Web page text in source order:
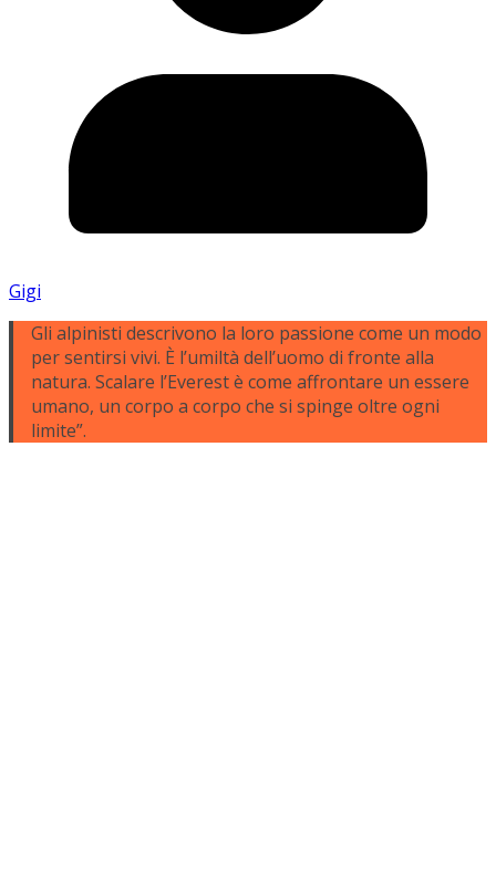
Gigi
Gli alpinisti descrivono la loro passione come un modo
per sentirsi vivi. È l’umiltà dell’uomo di fronte alla
natura. Scalare l’Everest è come affrontare un essere
umano, un corpo a corpo che si spinge oltre ogni
limite”.